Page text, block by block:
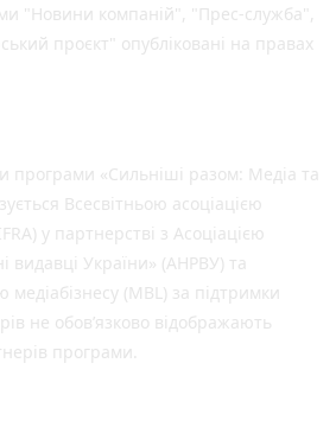
"Новини компаній", "Прес-служба",
проєкт" опубліковані на правах
програми «Сильніші разом: Медіа та
Всесвітньою асоціацією
у партнерстві з Асоціацією
видавці України» (АНРВУ) та
медіабізнесу (MBL) за підтримки
не обов’язково відображають
програми.